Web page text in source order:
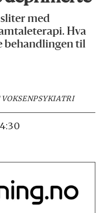
sliter med
Hva
behandlingen til